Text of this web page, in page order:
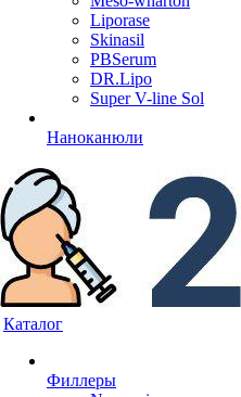
Liporase
Skinasil
PBSerum
DR.Lipo
Super V-line Sol
Наноканюли
Каталог
Филлеры